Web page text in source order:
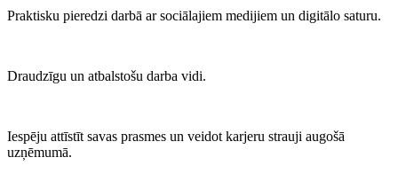
Praktisku pieredzi darbā ar sociālajiem medijiem un digitālo saturu.
Draudzīgu un atbalstošu darba vidi.
Iespēju attīstīt savas prasmes un veidot karjeru strauji augošā
uzņēmumā.